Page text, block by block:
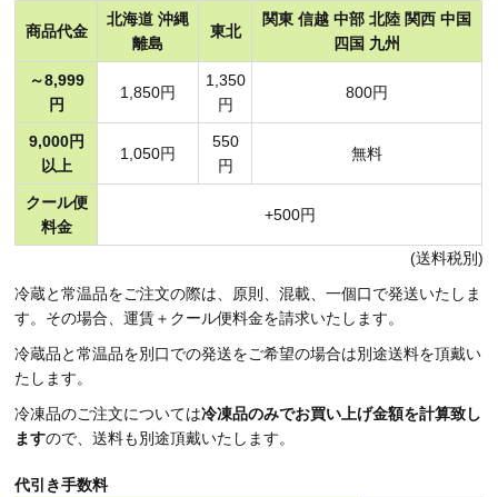
商品代金
北海道 沖縄
離島
東北
関東 信越 中部 北陸 関西 中国
四国 九州
～8,999
円
1,850円
1,350
円
800円
9,000円
以上
1,050円
550
円
無料
クール便
料金
+500円
(送料税別)
冷蔵と常温品をご注文の際は、原則、混載、一個口で発送いたしま
す。その場合、運賃＋クール便料金を請求いたします。
冷蔵品と常温品を別口での発送をご希望の場合は別途送料を頂戴い
たします。
冷凍品のご注文については冷凍品のみでお買い上げ金額を計算致し
ますので、送料も別途頂戴いたします。
代引き手数料